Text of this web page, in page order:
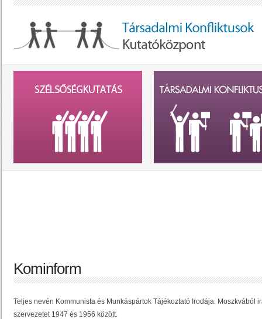
Kominform
Teljes nevén Kommunista és Munkáspártok Tájékoztató Irodája. Moszkvából
szervezetet 1947 és 1956 között.